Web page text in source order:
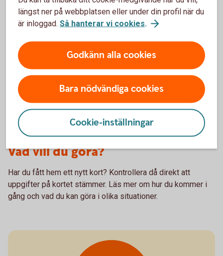
Funderar du på att skaffa ett eller flera kort? Jämför
våra kreditkort och bankkort för att se vad som
Jämför kreditkort och bankkort
Vad vill du göra?
Har du fått hem ett nytt kort? Kontrollera då direkt att
uppgifter på kortet stämmer. Läs mer om hur du kommer i
gång och vad du kan göra i olika situationer.
längst ner på webbplatsen eller under din profil när du
är inloggad. Så hanterar vi cookies.
Godkänn alla cookies
Bara nödvändiga cookies
Cookie-inställningar